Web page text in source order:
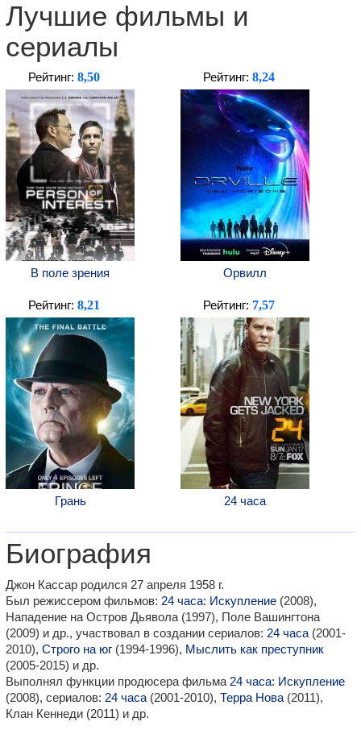
Лучшие фильмы и
сериалы
Рейтинг: 8,50
В поле зрения
Рейтинг: 8,24
Орвилл
Рейтинг: 8,21
Грань
Рейтинг: 7,57
24 часа
Биография
Джон Кассар родился 27 апреля 1958 г.
Был режиссером фильмов: 24 часа: Искупление (2008),
Нападение на Остров Дьявола (1997), Поле Вашингтона
(2009) и др., участвовал в создании сериалов: 24 часа (2001-
2010), Строго на юг (1994-1996), Мыслить как преступник
(2005-2015) и др.
Выполнял функции продюсера фильма 24 часа: Искупление
(2008), сериалов: 24 часа (2001-2010), Терра Нова (2011),
Клан Кеннеди (2011) и др.